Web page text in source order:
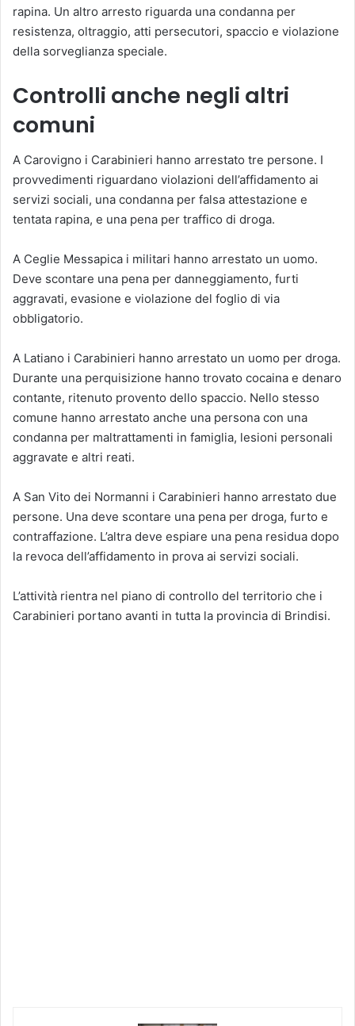
rapina. Un altro arresto riguarda una condanna per
resistenza, oltraggio, atti persecutori, spaccio e violazione
della sorveglianza speciale.
Controlli anche negli altri
comuni
A Carovigno i Carabinieri hanno arrestato tre persone. I
provvedimenti riguardano violazioni dell’affidamento ai
servizi sociali, una condanna per falsa attestazione e
tentata rapina, e una pena per traffico di droga.
A Ceglie Messapica i militari hanno arrestato un uomo.
Deve scontare una pena per danneggiamento, furti
aggravati, evasione e violazione del foglio di via
obbligatorio.
A Latiano i Carabinieri hanno arrestato un uomo per droga.
Durante una perquisizione hanno trovato cocaina e denaro
contante, ritenuto provento dello spaccio. Nello stesso
comune hanno arrestato anche una persona con una
condanna per maltrattamenti in famiglia, lesioni personali
aggravate e altri reati.
A San Vito dei Normanni i Carabinieri hanno arrestato due
persone. Una deve scontare una pena per droga, furto e
contraffazione. L’altra deve espiare una pena residua dopo
la revoca dell’affidamento in prova ai servizi sociali.
L’attività rientra nel piano di controllo del territorio che i
Carabinieri portano avanti in tutta la provincia di Brindisi.